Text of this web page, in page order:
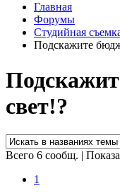
Главная
Форумы
Студийная
Подскажите
свет!?
Всего 6 сообщ. |
1